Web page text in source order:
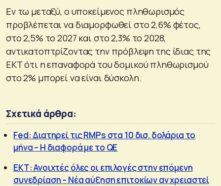
Εν τω μεταξύ, ο υποκείμενος πληθωρισμός
προβλέπεται να διαμορφωθεί στο 2,6% φέτος,
στο 2,5% το 2027 και στο 2,3% το 2028,
αντικατοπτρίζοντας την πρόβλεψη της ίδιας της
ΕΚΤ ότι η επαναφορά του δομικού πληθωρισμού
στο 2% μπορεί να είναι δύσκολη.
Σχετικά άρθρα:
Fed: Διατηρεί τις RMPs στα 10 δισ. δολάρια το
μήνα – Η διαφορά με το QE
ΕΚΤ: Ανοιχτές όλες οι επιλογές στην επόμενη
συνεδρίαση – Νέα αύξηση επιτοκίων αν χρειαστεί